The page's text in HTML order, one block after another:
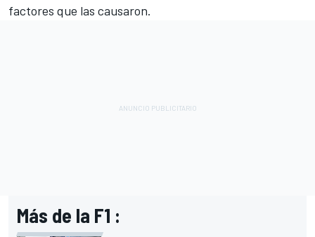
factores que las causaron.
Más de la F1 :